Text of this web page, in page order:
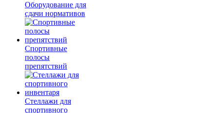
Оборудование для
сдачи нормативов
Спортивные
полосы
препятствий
Стеллажи для
спортивного